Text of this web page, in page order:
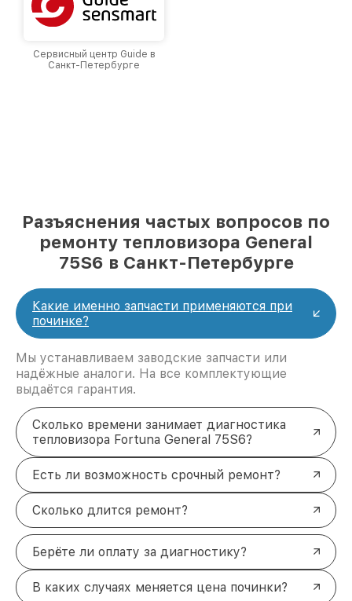
Сервисный центр Guide в
Санкт-Петербурге
Разъяснения частых вопросов по
ремонту тепловизора General
75S6 в Санкт-Петербурге
Какие именно запчасти применяются при
починке?
Мы устанавливаем заводские запчасти или
надёжные аналоги. На все комплектующие
выдаётся гарантия.
Сколько времени занимает диагностика
тепловизора Fortuna General 75S6?
Есть ли возможность срочный ремонт?
Сколько длится ремонт?
Берёте ли оплату за диагностику?
В каких случаях меняется цена починки?